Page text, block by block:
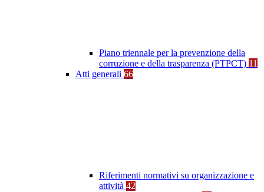
Piano triennale per la prevenzione della
corruzione e della trasparenza (PTPCT) 11
Atti generali 66
Riferimenti normativi su organizzazione e
attività 42